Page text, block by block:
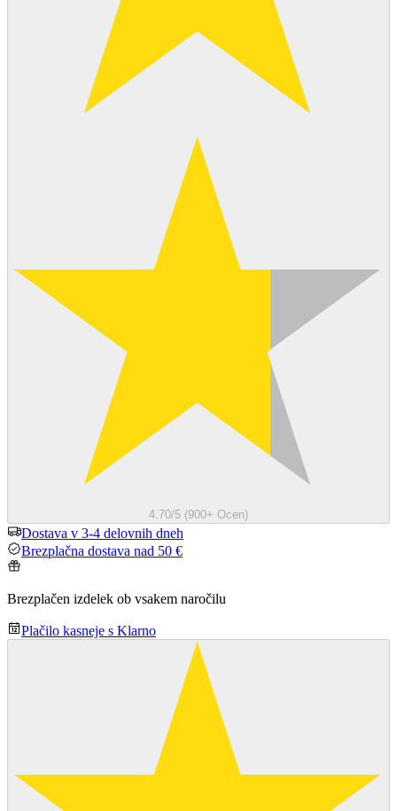
4.70/5 (900+ Ocen)
Dostava v 3-4 delovnih dneh
Brezplačna dostava nad 50 €
Brezplačen izdelek ob vsakem naročilu
Plačilo kasneje s Klarno